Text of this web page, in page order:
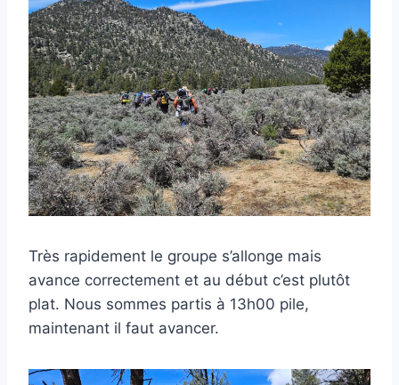
Très rapidement le groupe s’allonge mais
avance correctement et au début c’est plutôt
plat. Nous sommes partis à 13h00 pile,
maintenant il faut avancer.